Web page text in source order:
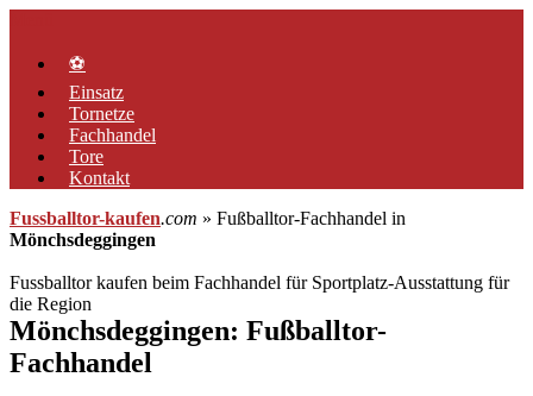
springen⚽
Einsatz
Tornetze
Fachhandel
Tore
Kontakt
Fussballtor-kaufen.com » Fußballtor-Fachhandel in
Mönchsdeggingen
Fussballtor kaufen beim Fachhandel für Sportplatz-Ausstattung für
die Region
Mönchsdeggingen: Fußballtor-
Fachhandel